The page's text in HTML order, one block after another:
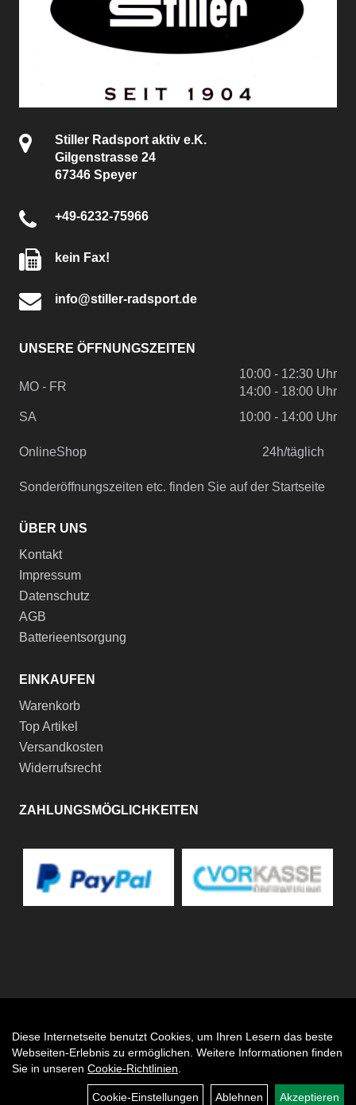
Stiller Radsport aktiv e.K.
Gilgenstrasse 24
67346 Speyer
+49-6232-75966
kein Fax!
info@stiller-radsport.de
UNSERE ÖFFNUNGSZEITEN
MO - FR
10:00 - 12:30 Uhr
14:00 - 18:00 Uhr
SA
10:00 - 14:00 Uhr
OnlineShop 24h/täglich
Sonderöffnungszeiten etc. finden Sie auf der Startseite
ÜBER UNS
Kontakt
Impressum
Datenschutz
AGB
Batterieentsorgung
EINKAUFEN
Warenkorb
Top Artikel
Versandkosten
Widerrufsrecht
ZAHLUNGSMÖGLICHKEITEN
Diese Internetseite benutzt Cookies, um Ihren Lesern das beste
Webseiten-Erlebnis zu ermöglichen. Weitere Informationen finden
Sie in unseren Cookie-Richtlinien
Cookie-Einstellungen Ablehnen Akzeptieren
Auftrag widerrufen